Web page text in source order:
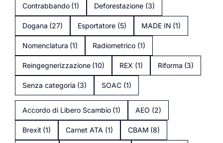
Contrabbando (1) Deforestazione (3)
Dogana (27) Esportatore (5) MADE IN (1)
Nomenclatura (1) Radiometrico (1)
Reingegnerizzazione (10) REX (1) Riforma (3)
Senza categoria (3) SOAC (1)
Accordo di Libero Scambio (1) AEO (2)
Brexit (1) Carnet ATA (1) CBAM (8)